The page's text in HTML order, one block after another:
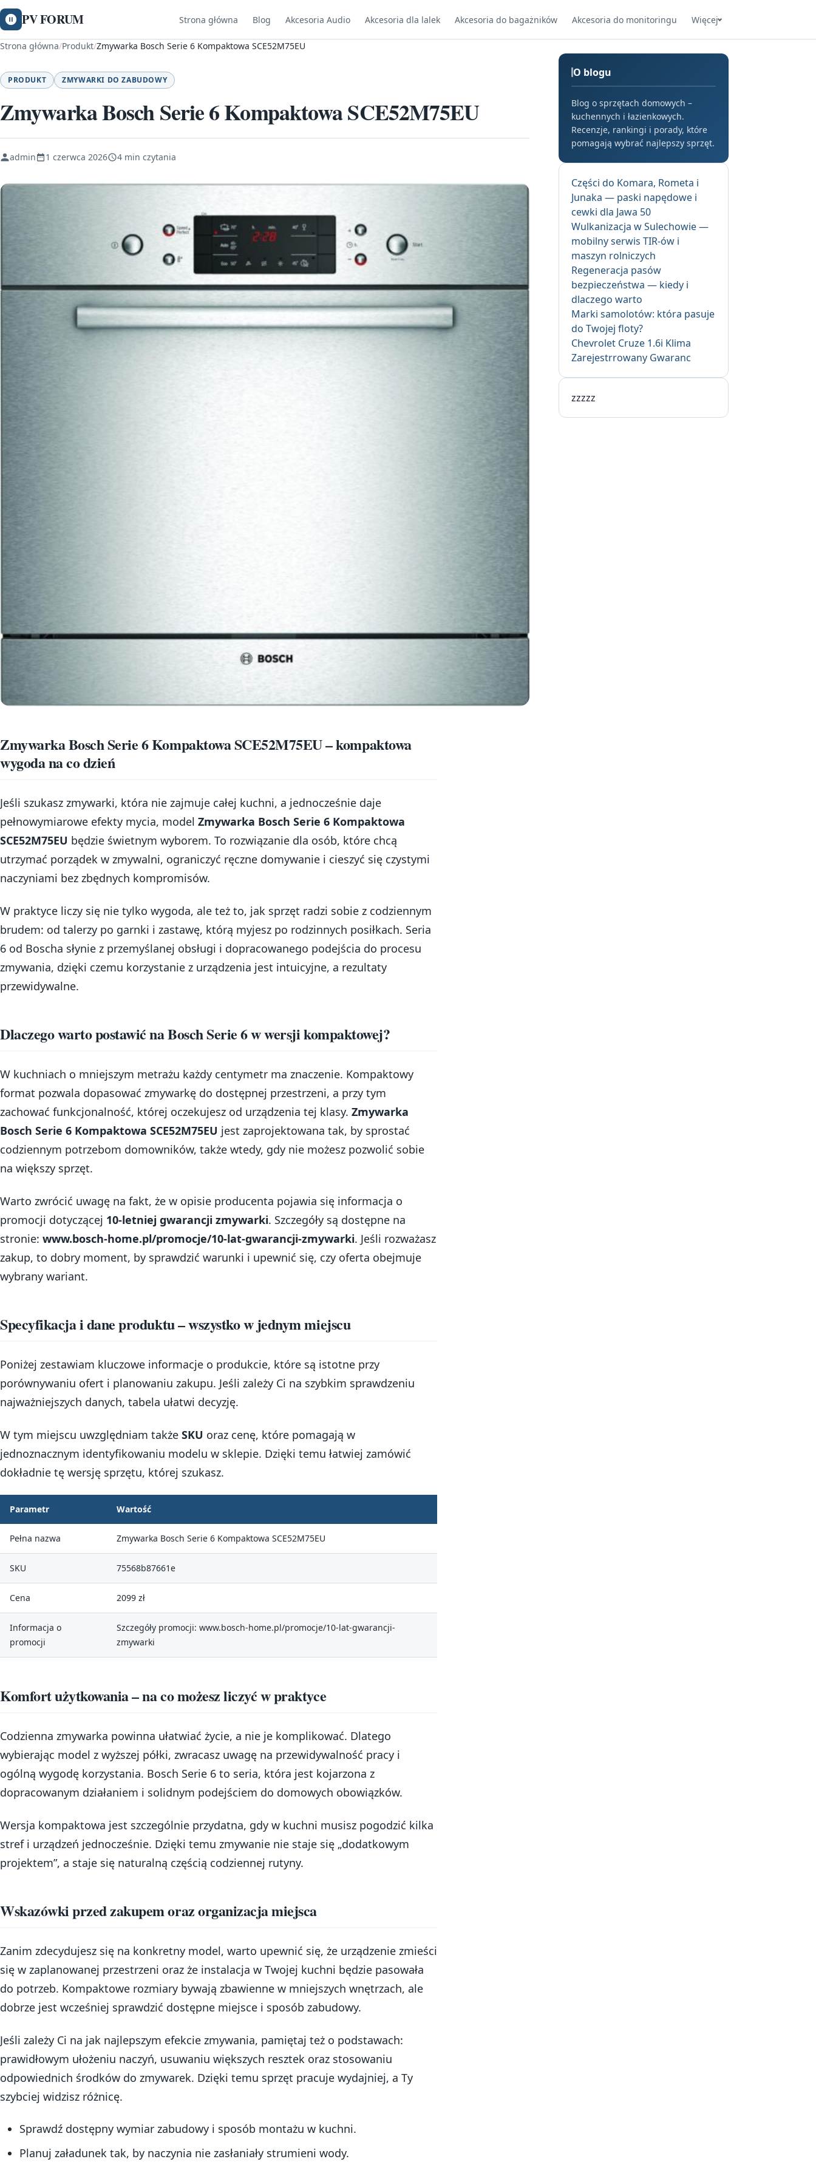
PV FORUM Strona główna Blog Akcesoria Audio Akcesoria dla lalek Akcesoria do bagażników Akcesoria do monitoringu Więcej
Strona główna/Produkt/Zmywarka Bosch Serie 6 Kompaktowa SCE52M75EU
PRODUKT ZMYWARKI DO ZABUDOWY
Zmywarka Bosch Serie 6 Kompaktowa SCE52M75EU
admin 1 czerwca 2026 4 min czytania
Zmywarka Bosch Serie 6 Kompaktowa SCE52M75EU – kompaktowa
wygoda na co dzień
Jeśli szukasz zmywarki, która nie zajmuje całej kuchni, a jednocześnie daje
pełnowymiarowe efekty mycia, model Zmywarka Bosch Serie 6 Kompaktowa
SCE52M75EU będzie świetnym wyborem. To rozwiązanie dla osób, które chcą
utrzymać porządek w zmywalni, ograniczyć ręczne domywanie i cieszyć się czystymi
naczyniami bez zbędnych kompromisów.
W praktyce liczy się nie tylko wygoda, ale też to, jak sprzęt radzi sobie z codziennym
brudem: od talerzy po garnki i zastawę, którą myjesz po rodzinnych posiłkach. Seria
6 od Boscha słynie z przemyślanej obsługi i dopracowanego podejścia do procesu
zmywania, dzięki czemu korzystanie z urządzenia jest intuicyjne, a rezultaty
przewidywalne.
Dlaczego warto postawić na Bosch Serie 6 w wersji kompaktowej?
W kuchniach o mniejszym metrażu każdy centymetr ma znaczenie. Kompaktowy
format pozwala dopasować zmywarkę do dostępnej przestrzeni, a przy tym
zachować funkcjonalność, której oczekujesz od urządzenia tej klasy. Zmywarka
Bosch Serie 6 Kompaktowa SCE52M75EU jest zaprojektowana tak, by sprostać
codziennym potrzebom domowników, także wtedy, gdy nie możesz pozwolić sobie
na większy sprzęt.
Warto zwrócić uwagę na fakt, że w opisie producenta pojawia się informacja o
promocji dotyczącej 10-letniej gwarancji zmywarki. Szczegóły są dostępne na
stronie: www.bosch-home.pl/promocje/10-lat-gwarancji-zmywarki. Jeśli rozważasz
zakup, to dobry moment, by sprawdzić warunki i upewnić się, czy oferta obejmuje
wybrany wariant.
Specyfikacja i dane produktu – wszystko w jednym miejscu
Poniżej zestawiam kluczowe informacje o produkcie, które są istotne przy
porównywaniu ofert i planowaniu zakupu. Jeśli zależy Ci na szybkim sprawdzeniu
najważniejszych danych, tabela ułatwi decyzję.
W tym miejscu uwzględniam także SKU oraz cenę, które pomagają w
jednoznacznym identyfikowaniu modelu w sklepie. Dzięki temu łatwiej zamówić
dokładnie tę wersję sprzętu, której szukasz.
Parametr Wartość
Pełna nazwa Zmywarka Bosch Serie 6 Kompaktowa SCE52M75EU
SKU 75568b87661e
Cena 2099 zł
Informacja o
promocji
Szczegóły promocji: www.bosch-home.pl/promocje/10-lat-gwarancji-
zmywarki
Komfort użytkowania – na co możesz liczyć w praktyce
Codzienna zmywarka powinna ułatwiać życie, a nie je komplikować. Dlatego
wybierając model z wyższej półki, zwracasz uwagę na przewidywalność pracy i
ogólną wygodę korzystania. Bosch Serie 6 to seria, która jest kojarzona z
dopracowanym działaniem i solidnym podejściem do domowych obowiązków.
Wersja kompaktowa jest szczególnie przydatna, gdy w kuchni musisz pogodzić kilka
stref i urządzeń jednocześnie. Dzięki temu zmywanie nie staje się „dodatkowym
projektem”, a staje się naturalną częścią codziennej rutyny.
Wskazówki przed zakupem oraz organizacja miejsca
Zanim zdecydujesz się na konkretny model, warto upewnić się, że urządzenie zmieści
się w zaplanowanej przestrzeni oraz że instalacja w Twojej kuchni będzie pasowała
do potrzeb. Kompaktowe rozmiary bywają zbawienne w mniejszych wnętrzach, ale
dobrze jest wcześniej sprawdzić dostępne miejsce i sposób zabudowy.
Jeśli zależy Ci na jak najlepszym efekcie zmywania, pamiętaj też o podstawach:
prawidłowym ułożeniu naczyń, usuwaniu większych resztek oraz stosowaniu
odpowiednich środków do zmywarek. Dzięki temu sprzęt pracuje wydajniej, a Ty
szybciej widzisz różnicę.
Sprawdź dostępny wymiar zabudowy i sposób montażu w kuchni.
Planuj załadunek tak, by naczynia nie zasłaniały strumieni wody.
O blogu
Blog o sprzętach domowych –
kuchennych i łazienkowych.
Recenzje, rankingi i porady, które
pomagają wybrać najlepszy sprzęt.
Części do Komara, Rometa i
Junaka — paski napędowe i
cewki dla Jawa 50
Wulkanizacja w Sulechowie —
mobilny serwis TIR-ów i
maszyn rolniczych
Regeneracja pasów
bezpieczeństwa — kiedy i
dlaczego warto
Marki samolotów: która pasuje
do Twojej floty?
Chevrolet Cruze 1.6i Klima
Zarejestrrowany Gwaranc
zzzzz